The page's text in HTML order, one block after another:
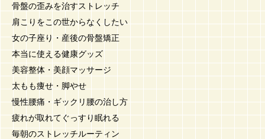
骨盤の歪みを治すストレッチ
肩こりをこの世からなくしたい
女の子座り・産後の骨盤矯正
本当に使える健康グッズ
美容整体・美顔マッサージ
太もも痩せ・脚やせ
慢性腰痛・ギックリ腰の治し方
疲れが取れてぐっすり眠れる
毎朝のストレッチルーティン